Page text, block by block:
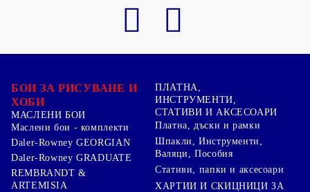
БОИ ЗА РИСУВАНЕ И
ХОБИ
МАСЛЕНИ БОИ
Маслени бои - комплекти
Daler-Rowney GEORGIAN
Daler-Rowney GRADUATE
REMBRANDT &
ARTEMISIA
ПЛАТНА,
ИНСТРУМЕНТИ,
СТАТИВИ И АКСЕСОАРИ
Платна, дъски и рамки
Шпакли, Инструменти,
Валяци, Пособия
Стативи, папки и аксесоари
ХАРТИИ И СКИЦНИЦИ ЗА